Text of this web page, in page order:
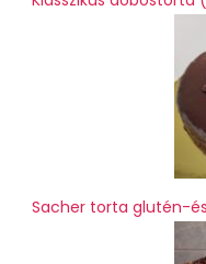
Sacher torta glutén-